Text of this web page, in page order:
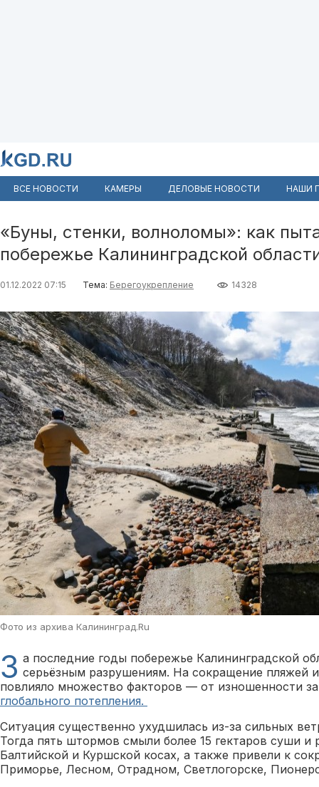
ВСЕ НОВОСТИ КАМЕРЫ ДЕЛОВЫЕ НОВОСТИ НАШИ
«Буны, стенки, волноломы»: как
побережье Калининградской
01.12.2022 07:15 Тема: Берегоукрепление 14328
Фото из архива Калининград.Ru
З а последние годы побережье Калининградской
серьёзным разрушениям. На сокращение пляжей
повлияло множество факторов — от изношенности
глобального потепления.
Ситуация существенно ухудшилась из-за сильных
Тогда пять штормов смыли более 15 гектаров суши
Балтийской и Куршской косах, а также привели к
Приморье, Лесном, Отрадном, Светлогорске,